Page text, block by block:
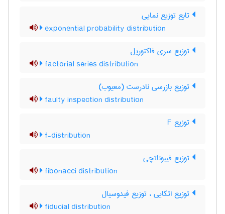
تابع توزیع نمایی
exponential probability distribution
توزیع سری فاکتوریل
factorial series distribution
توزیع بازرسی نادرست (معیوب)
faulty inspection distribution
توزیع F
f-distribution
توزیع فیبوناتچی
fibonacci distribution
توزیع اتکایی ، توزیع فیدوسیال
fiducial distribution